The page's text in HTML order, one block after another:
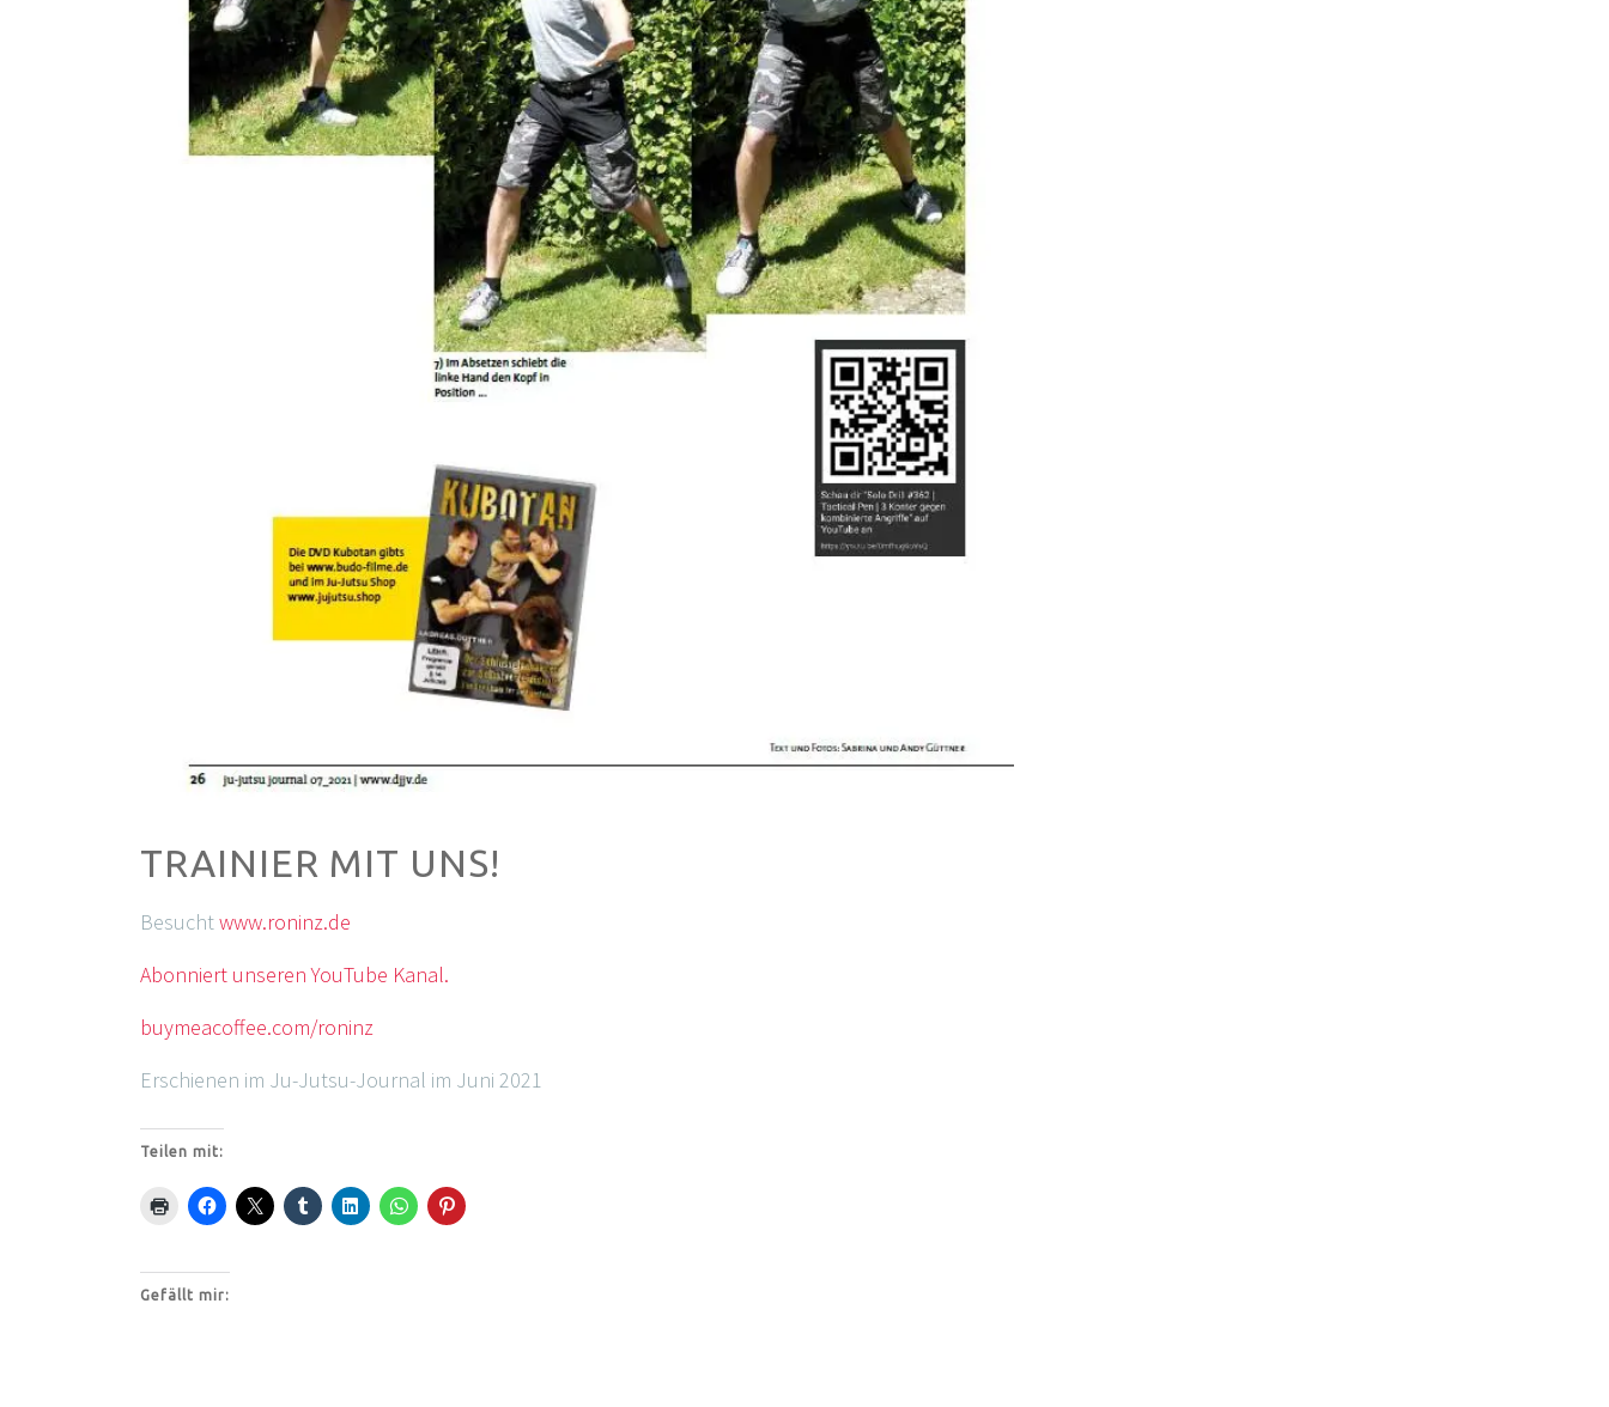
TRAINIER MIT UNS!
Besuchtwww.roninz.de
Abonniert unseren YouTube Kanal.
buymeacoffee.com/roninz
Erschienen im Ju-Jutsu-Journal im Juni 2021
Teilen mit:
Gefällt mir: